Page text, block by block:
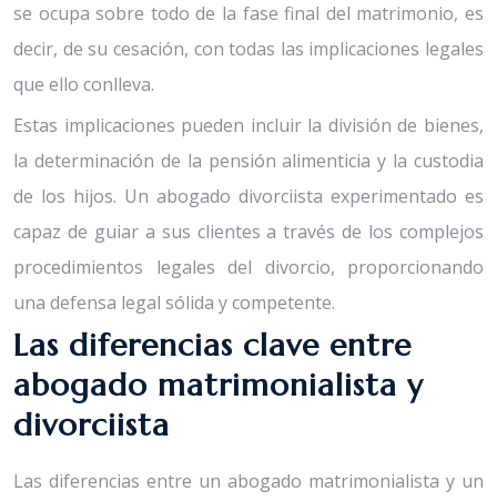
se ocupa sobre todo de la fase final del matrimonio, es
decir, de su cesación, con todas las implicaciones legales
que ello conlleva.
Estas implicaciones pueden incluir la división de bienes,
la determinación de la pensión alimenticia y la custodia
de los hijos. Un abogado divorciista experimentado es
capaz de guiar a sus clientes a través de los complejos
procedimientos legales del divorcio, proporcionando
una defensa legal sólida y competente.
Las diferencias clave entre
abogado matrimonialista y
divorciista
Las diferencias entre un abogado matrimonialista y un